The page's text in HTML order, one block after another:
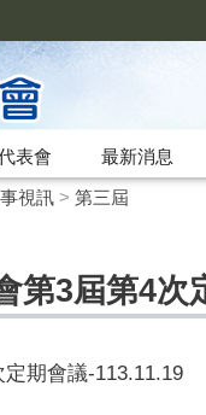
表會 最新消息
視訊> 第三屆
第3屆第4次
期會議-113.11.19